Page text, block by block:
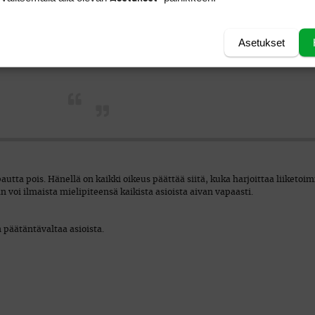
pois. Hänellä on kaikki oikeus päättää siitä, kuka harjoittaa
ilmaista mielipiteensä kaikista asioista aivan vapaasti.
asioista.
Asetukset